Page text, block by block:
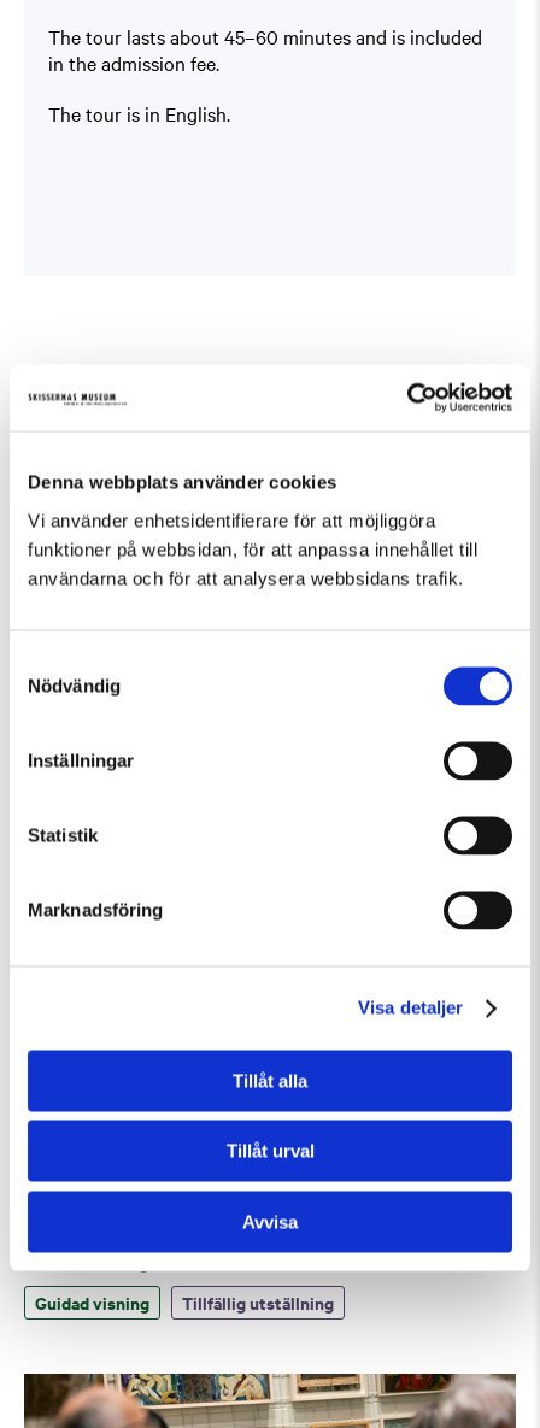
Denna webbplats använder cookies
Vi använder enhetsidentifierare för att möjliggöra
funktioner på webbsidan, för att anpassa innehållet till
användarna och för att analysera webbsidans trafik.
Nödvändig
Inställningar
Statistik
Marknadsföring
Visa detaljer
Tillåt alla
Tillåt urval
Avvisa
The tour lasts about 45–60 minutes and is included
in the admission fee.
The tour is in English.
Fler evenemang som passar Guidad visning
Fredag 7 Augusti Kl 15:00
Guidad visning
Lördag 8 Augusti Kl 12:30
Guidad visning: Public Domain
Guidad visning Tillfällig utställning